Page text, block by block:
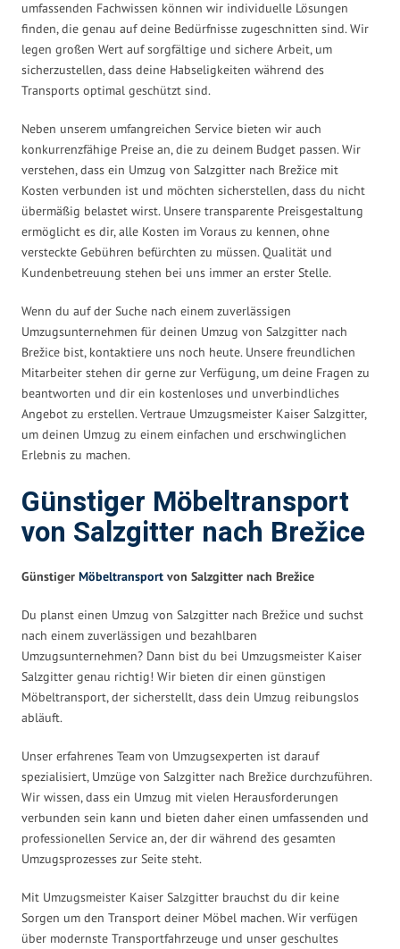
umfassenden Fachwissen können wir individuelle Lösungen
finden, die genau auf deine Bedürfnisse zugeschnitten sind. Wir
legen großen Wert auf sorgfältige und sichere Arbeit, um
sicherzustellen, dass deine Habseligkeiten während des
Transports optimal geschützt sind.
Neben unserem umfangreichen Service bieten wir auch
konkurrenzfähige Preise an, die zu deinem Budget passen. Wir
verstehen, dass ein Umzug von Salzgitter nach Brežice mit
Kosten verbunden ist und möchten sicherstellen, dass du nicht
übermäßig belastet wirst. Unsere transparente Preisgestaltung
ermöglicht es dir, alle Kosten im Voraus zu kennen, ohne
versteckte Gebühren befürchten zu müssen. Qualität und
Kundenbetreuung stehen bei uns immer an erster Stelle.
Wenn du auf der Suche nach einem zuverlässigen
Umzugsunternehmen für deinen Umzug von Salzgitter nach
Brežice bist, kontaktiere uns noch heute. Unsere freundlichen
Mitarbeiter stehen dir gerne zur Verfügung, um deine Fragen zu
beantworten und dir ein kostenloses und unverbindliches
Angebot zu erstellen. Vertraue Umzugsmeister Kaiser Salzgitter,
um deinen Umzug zu einem einfachen und erschwinglichen
Erlebnis zu machen.
Günstiger Möbeltransport
von Salzgitter nach Brežice
Günstiger Möbeltransport von Salzgitter nach Brežice
Du planst einen Umzug von Salzgitter nach Brežice und suchst
nach einem zuverlässigen und bezahlbaren
Umzugsunternehmen? Dann bist du bei Umzugsmeister Kaiser
Salzgitter genau richtig! Wir bieten dir einen günstigen
Möbeltransport, der sicherstellt, dass dein Umzug reibungslos
abläuft.
Unser erfahrenes Team von Umzugsexperten ist darauf
spezialisiert, Umzüge von Salzgitter nach Brežice durchzuführen.
Wir wissen, dass ein Umzug mit vielen Herausforderungen
verbunden sein kann und bieten daher einen umfassenden und
professionellen Service an, der dir während des gesamten
Umzugsprozesses zur Seite steht.
Mit Umzugsmeister Kaiser Salzgitter brauchst du dir keine
Sorgen um den Transport deiner Möbel machen. Wir verfügen
über modernste Transportfahrzeuge und unser geschultes